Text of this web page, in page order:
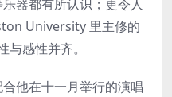
器都有所认识；更令人
University 里主修的
感性并齐。
他在十一月举行的演唱